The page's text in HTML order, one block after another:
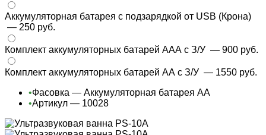
Аккумуляторная батарея с подзарядкой от USB (Крона)
— 250 руб.
Комплект аккумуляторных батарей ААА с З/У — 900 руб.
Комплект аккумуляторных батарей АА с З/У — 1550 руб.
•Фасовка — Аккумуляторная батарея АА
•Артикул — 10028